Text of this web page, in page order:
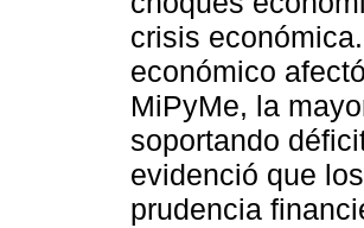
crisis
económico
MiPyMe, la
soportando
evidenció que
prudencia